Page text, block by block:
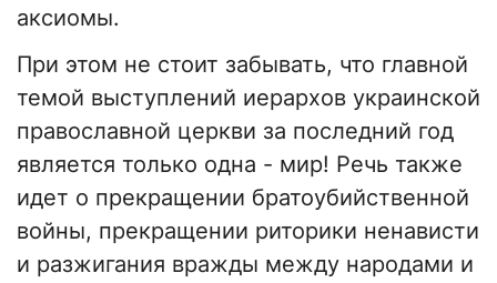
аксиомы.
При этом не стоит забывать, что главной
темой выступлений иерархов украинской
православной церкви за последний год
является только одна - мир! Речь также
идет о прекращении братоубийственной
войны, прекращении риторики ненависти
и разжигания вражды между народами и